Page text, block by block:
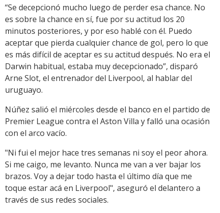
Link
“Se decepcionó mucho luego de perder esa chance. No
es sobre la chance en sí, fue por su actitud los 20
minutos posteriores, y por eso hablé con él. Puedo
aceptar que pierda cualquier chance de gol, pero lo que
es más difícil de aceptar es su actitud después. No era el
Darwin habitual, estaba muy decepcionado”, disparó
Arne Slot, el entrenador del Liverpool, al hablar del
uruguayo.
Núñez salió el miércoles desde el banco en el partido de
Premier League contra el Aston Villa y falló una ocasión
con el arco vacío.
"Ni fui el mejor hace tres semanas ni soy el peor ahora.
Si me caigo, me levanto. Nunca me van a ver bajar los
brazos. Voy a dejar todo hasta el último día que me
toque estar acá en Liverpool", aseguró el delantero a
través de sus redes sociales.